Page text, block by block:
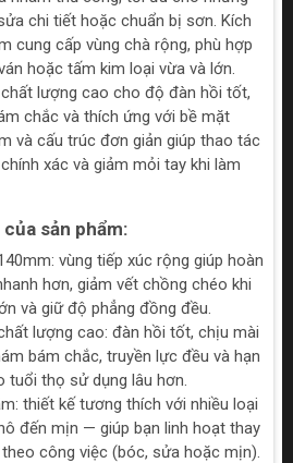
chi tiết hoặc chuẩn bị sơn. Kích
cung cấp vùng chà rộng, phù hợp
hoặc tấm kim loại vừa và lớn.
lượng cao cho độ đàn hồi tốt,
chắc và thích ứng với bề mặt
và cấu trúc đơn giản giúp thao tác
xác và giảm mỏi tay khi làm
sản phẩm:
vùng tiếp xúc rộng giúp hoàn
hơn, giảm vết chồng chéo khi
và giữ độ phẳng đồng đều.
lượng cao: đàn hồi tốt, chịu mài
bám chắc, truyền lực đều và hạn
tuổi thọ sử dụng lâu hơn.
thiết kế tương thích với nhiều loại
đến mịn — giúp bạn linh hoạt thay
công việc (bóc, sửa hoặc mịn).